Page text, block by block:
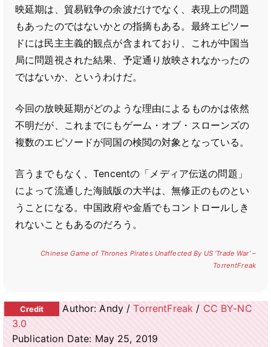
映延期は、貿易戦争の余波だけでなく、表現上の問題
もあったのではないかとの指摘もある。最終エピソー
ドには民主主義的観点が含まれており、これが中国当
局に問題視された結果、予定通り放映されなかったの
ではないか、というわけだ。
今回の放映延期がどのような理由によるものかは依然
不明だが、これまでにもゲーム・オブ・スローンズの
複数のエピソードが同国の検閲の対象となっている。
言うまでもなく、Tencentの「メディア伝送の問題」
によって流通した海賊版の大半は、無修正のものとい
うことになる。中国政府や金盾でもコントロールしき
れないこともあるのだろう。
Chinese Game of Thrones Pirates Unaffected By US ‘Trade War’ –
TorrentFreak
Author: Andy /TorrentFreak / CC BY-NC
3.0
Publication Date: May 25, 2019